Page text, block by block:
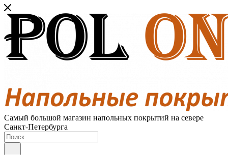
Самый большой магазин напольных покрытий на севере
Санкт-Петербурга